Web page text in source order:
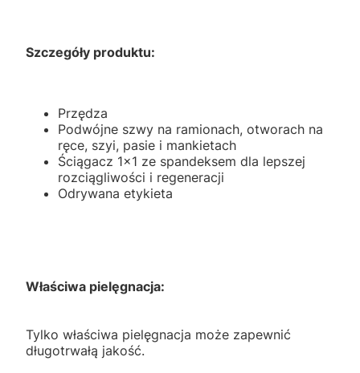
Szczegóły produktu:
Przędza
Podwójne szwy na ramionach, otworach na
ręce, szyi, pasie i mankietach
Ściągacz 1x1 ze spandeksem dla lepszej
rozciągliwości i regeneracji
Odrywana etykieta
Właściwa pielęgnacja:
Tylko właściwa pielęgnacja może zapewnić
długotrwałą jakość.